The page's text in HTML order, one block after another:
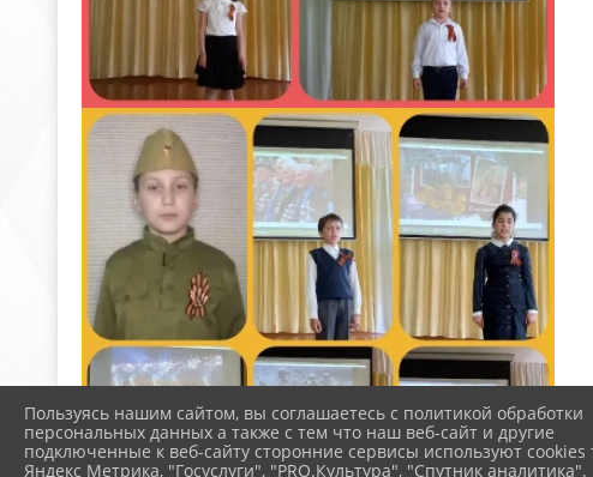
Пользуясь нашим сайтом, вы соглашаетесь с политикой обработки
персональных данных а также с тем что наш веб-сайт и другие
подключенные к веб-сайту сторонние сервисы используют cookies
Яндекс Метрика, "Госуслуги", "PRO.Культура", "Спутник аналитика".